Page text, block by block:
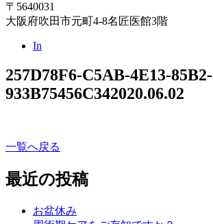
〒5640031
大阪府吹田市元町4-8名匠医館3階
In
257D78F6-C5AB-4E13-85B2-
933B75456C342020.06.02
一覧へ戻る
最近の投稿
お盆休み